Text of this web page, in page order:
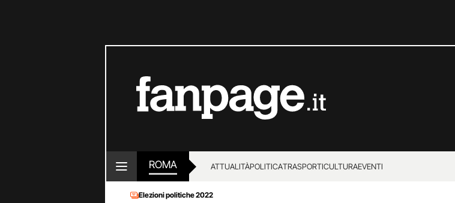
ROMA ATTUALITÀPOLITICATRASPORTICULTURAEVENTI
Elezioni politiche 2022